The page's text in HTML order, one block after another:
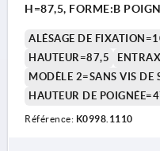
H=87,5, FORME:B
ALÉSAGE DE
HAUTEUR=87,5
MODÈLE 2=SANS VIS DE
HAUTEUR DE
Référence: K0998.1110